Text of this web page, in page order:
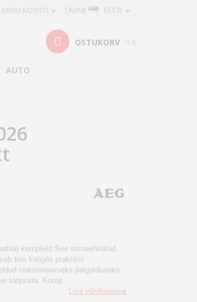
TARNE · EESTI
MINU KONTO
OSTUKORV 0 €
AUTO
komplekt See sisseehitatud
teie köögile praktilist
statsionaarseks paigalduseks
tööpinda. Komp
Lisa võrdlusesse